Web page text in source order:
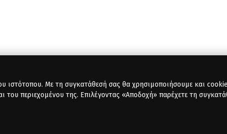
ιστότοπου. Με τη συγκατάθεσή σας θα χρησιμοποιήσουμε και
του περιεχομένου της. Επιλέγοντας «Αποδοχή» παρέχετε τη